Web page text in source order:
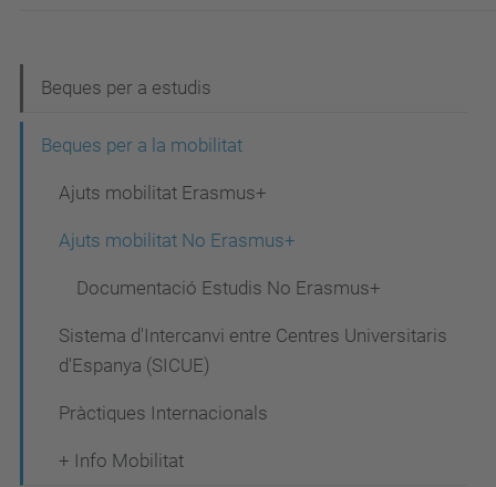
a
Beques per a estudis
Beques per a la mobilitat
Ajuts mobilitat Erasmus+
Ajuts mobilitat No Erasmus+
Documentació Estudis No Erasmus+
Sistema d'Intercanvi entre Centres Universitaris
d'Espanya (SICUE)
Pràctiques Internacionals
+ Info Mobilitat